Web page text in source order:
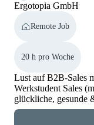
Ergotopia GmbH
Remote Job
20 h pro Woche
Lust auf B2B-Sales
Werkstudent Sales
glückliche, gesunde